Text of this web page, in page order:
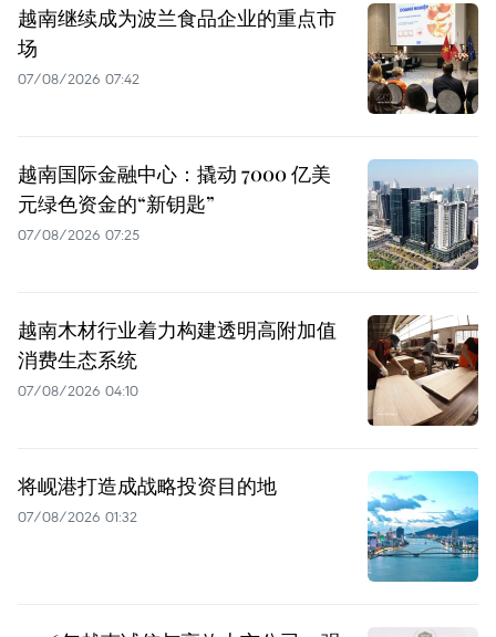
越南继续成为波兰食品企业的重点市
场
07/08/2026 07:42
越南国际金融中心：撬动 7000 亿美
元绿色资金的“新钥匙”
07/08/2026 07:25
越南木材行业着力构建透明高附加值
消费生态系统
07/08/2026 04:10
将岘港打造成战略投资目的地
07/08/2026 01:32